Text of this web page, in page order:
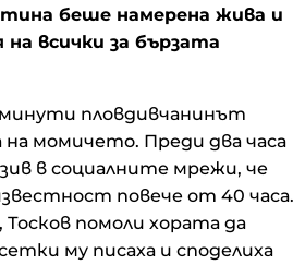
беше намерена жива и
на всички за бързата
пловдивчанинът
на момичето. Преди два часа
в социалните мрежи, че
повече от 40 часа.
помоли хората да
му писаха и споделиха